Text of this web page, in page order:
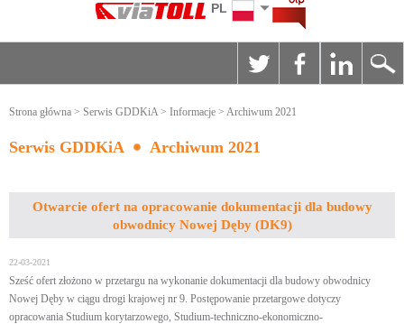
PL
Strona główna > Serwis GDDKiA> Informacje > Archiwum 2021
Serwis GDDKiA Archiwum 2021
Otwarcie ofert na opracowanie dokumentacji dla budowy
obwodnicy Nowej Dęby (DK9)
22-03-2021
Sześć ofert złożono w przetargu na wykonanie dokumentacji dla budowy obwodnicy
Nowej Dęby w ciągu drogi krajowej nr 9. Postępowanie przetargowe dotyczy
opracowania Studium korytarzowego, Studium-techniczno-ekonomiczno-